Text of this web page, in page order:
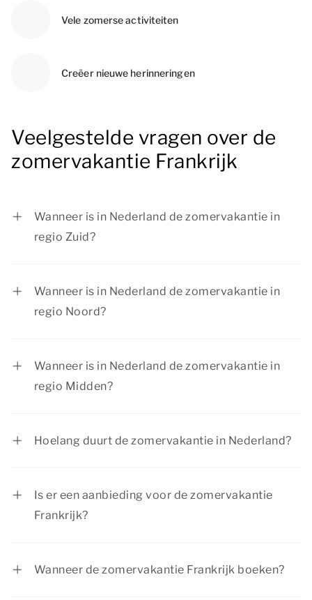
Vele zomerse activiteiten
Creëer nieuwe herinneringen
Veelgestelde vragen over de
zomervakantie Frankrijk
Wanneer is in Nederland de zomervakantie in
regio Zuid?
Wanneer is in Nederland de zomervakantie in
regio Noord?
Wanneer is in Nederland de zomervakantie in
regio Midden?
Hoelang duurt de zomervakantie in Nederland?
Is er een aanbieding voor de zomervakantie
Frankrijk?
Wanneer de zomervakantie Frankrijk boeken?